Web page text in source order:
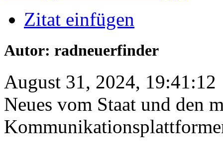
Zitat einfügen
Autor: radneuerfinder
August 31, 2024, 19:41:12
Neues vom Staat und den